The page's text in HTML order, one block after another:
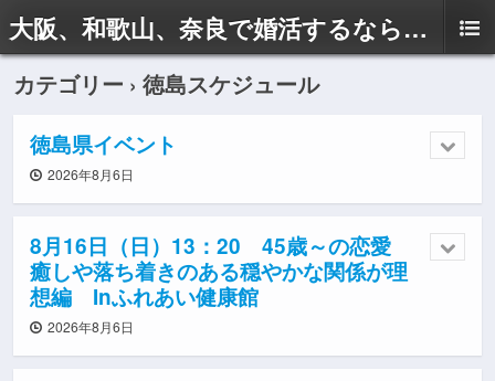
大阪、和歌山、奈良で婚活するならドリームサポートAyaへ
カテゴリー › 徳島スケジュール
徳島県イベント
2026年8月6日
8月16日（日）13：20 45歳～の恋愛
癒しや落ち着きのある穏やかな関係が理
想編 Inふれあい健康館
2026年8月6日